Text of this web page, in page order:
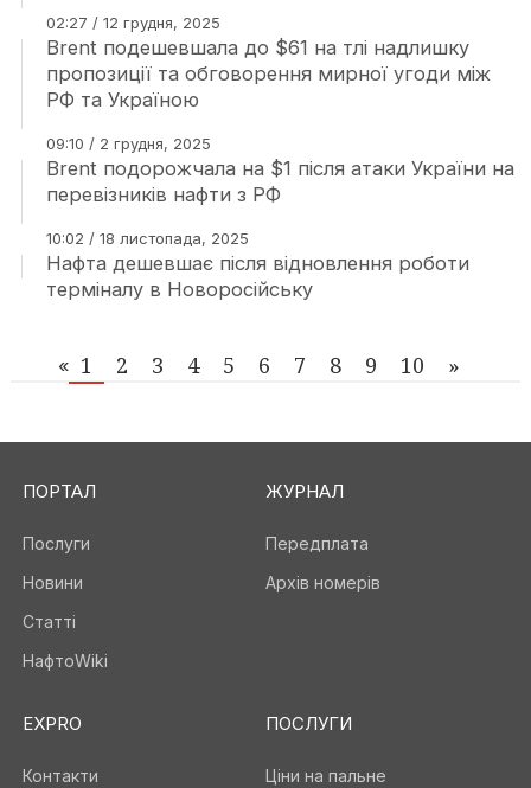
02:27 / 12 грудня, 2025
Brent подешевшала до $61 на тлі надлишку
пропозиції та обговорення мирної угоди між
РФ та Україною
09:10 / 2 грудня, 2025
Brent подорожчала на $1 після атаки України на
перевізників нафти з РФ
10:02 / 18 листопада, 2025
Нафта дешевшає після відновлення роботи
терміналу в Новоросійську
« 1 2 3 4 5 6 7 8 9 10 »
ПОРТАЛ
Послуги
Новини
Статті
НафтоWiki
ЖУРНАЛ
Передплата
Архів номерів
EXPRO
Контакти
ПОСЛУГИ
Ціни на пальне